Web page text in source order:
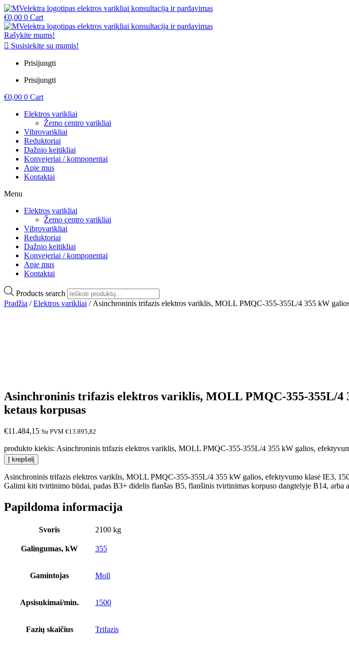
€0,00 0 Cart
Rašykite mums!
Susisiekite su mumis!
Prisijungti
Prisijungti
€0,00 0 Cart
Elektros varikliai
Žemo centro varikliai
Vibrovarikliai
Reduktoriai
Dažnio keitikliai
Konvejeriai / komponentai
Apie mus
Kontaktai
Menu
Elektros varikliai
Žemo centro varikliai
Vibrovarikliai
Reduktoriai
Dažnio keitikliai
Konvejeriai / komponentai
Apie mus
Kontaktai
Products search
Pradžia /Elektros varikliai / Asinchroninis trifazis elektros variklis, MOLL PMQC-355-355L/4 355 kW
Asinchroninis trifazis elektros variklis, MOLL PMQC-355-355L/4
ketaus korpusas
€11.484,15 Su PVM €13.895,82
produkto kiekis: Asinchroninis trifazis elektros variklis, MOLL PMQC-355-355L/4 355 kW galios,
Į krepšelį
Asinchroninis trifazis elektros variklis, MOLL PMQC-355-355L/4 355 kW galios, efektyvumo klasė IE3,
Galimi kiti tvirtinimo būdai, padas B3+ didelis flanšas B5, flanšinis tvirtinimas korpuso dangtelyje B14, arba
Papildoma informacija
Svoris 2100 kg
Galingumas, kW 355
Gamintojas Moll
Apsisukimai/min. 1500
Fazių skaičius Trifazis